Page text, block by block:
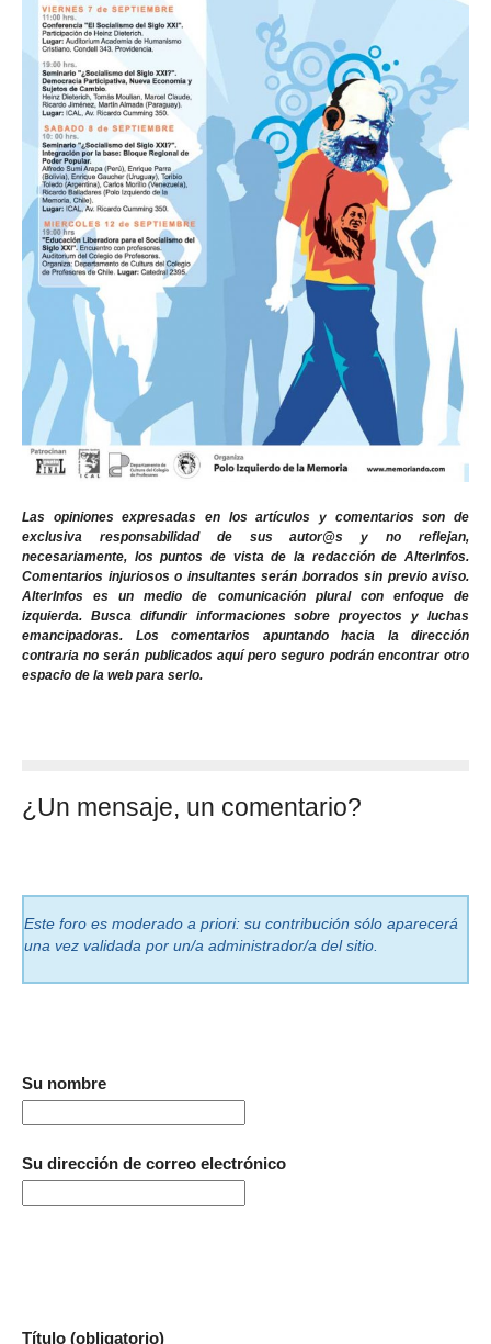
Las opiniones expresadas en los artículos y comentarios son de
exclusiva responsabilidad de sus autor@s y no reflejan,
necesariamente, los puntos de vista de la redacción de AlterInfos.
Comentarios injuriosos o insultantes serán borrados sin previo aviso.
AlterInfos es un medio de comunicación plural con enfoque de
izquierda. Busca difundir informaciones sobre proyectos y luchas
emancipadoras. Los comentarios apuntando hacia la dirección
contraria no serán publicados aquí pero seguro podrán encontrar otro
espacio de la web para serlo.
¿Un mensaje, un comentario?
Este foro es moderado a priori: su contribución sólo aparecerá
una vez validada por un/a administrador/a del sitio.
Su nombre
Su dirección de correo electrónico
Título (obligatorio)